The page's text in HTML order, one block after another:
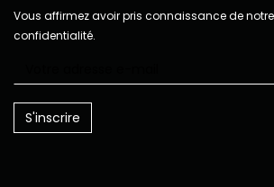
Vous affirmez avoir pris connaissance de
confidentialité.